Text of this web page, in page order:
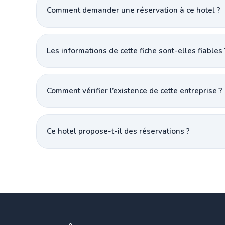
Comment demander une réservation à ce hotel ?
Les informations de cette fiche sont-elles fiables
Comment vérifier l’existence de cette entreprise ?
Ce hotel propose-t-il des réservations ?